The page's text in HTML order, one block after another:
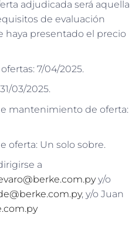
adjudicada será aquella
de evaluación
haya presentado el precio
7/04/2025.
03/2025.
mantenimiento de oferta:
oferta: Un solo sobre.
a
y/o
, y/o Juan